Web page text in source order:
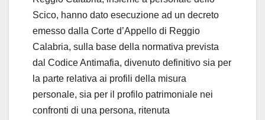
i
d
e
o
Scico, hanno dato esecuzione ad un decreto
emesso dalla Corte d’Appello di Reggio
Calabria, sulla base della normativa prevista
dal Codice Antimafia, divenuto definitivo sia per
la parte relativa ai profili della misura
personale, sia per il profilo patrimoniale nei
confronti di una persona, ritenuta